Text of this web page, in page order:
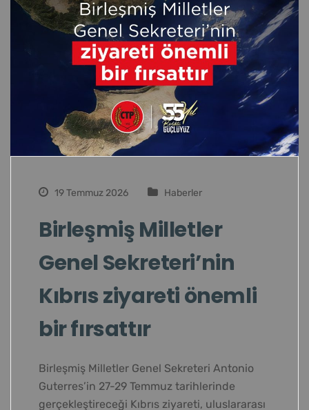
19 Temmuz 2026 Haberler
Birleşmiş Milletler
Genel Sekreteri’nin
Kıbrıs ziyareti önemli
bir fırsattır
Birleşmiş Milletler Genel Sekreteri Antonio
Guterres’in 27-29 Temmuz tarihlerinde
gerçekleştireceği Kıbrıs ziyareti, uluslararası